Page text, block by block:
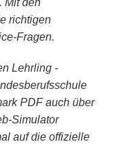
Mit den
richtigen
Fragen.
Lehrling -
PDF auch über
Simulator
auf die offizielle